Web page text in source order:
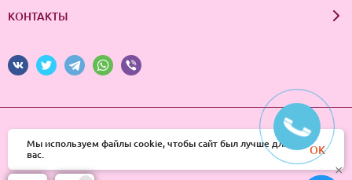
КОНТАКТЫ
© 2026 InSale. Все права защищены
Мы используем файлы cookie, чтобы сайт был лучше для
вас.
OK
×